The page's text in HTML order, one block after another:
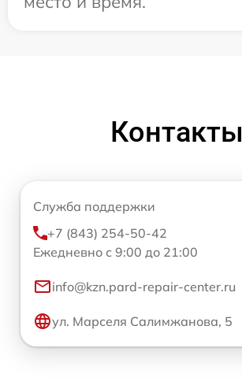
Контакты
Служба поддержки
+7 (843) 254-50-42
Ежедневно с 9:00 до 21:00
info@kzn.pard-repair-center.ru
ул. Марселя Салимжанова, 5